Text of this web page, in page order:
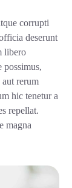
corrupti
deserunt
libero
possimus,
rerum
hic tenetur a
repellat.
magna